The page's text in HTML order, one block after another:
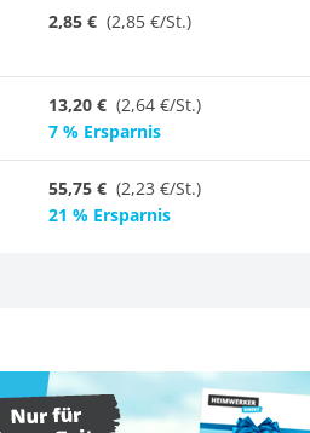
2,85 € (2,85 €/St.)
13,20 € (2,64 €/St.)
7 % Ersparnis
55,75 € (2,23 €/St.)
21 % Ersparnis